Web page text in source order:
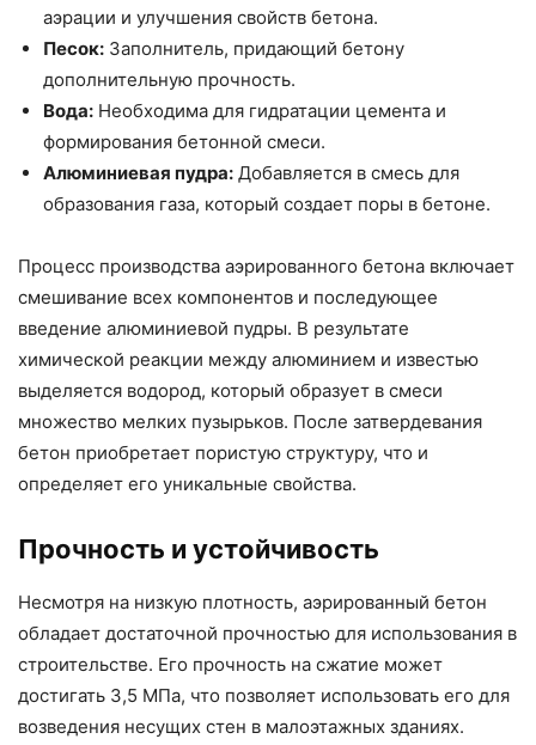
аэрации и улучшения свойств бетона.
Песок: Заполнитель, придающий бетону
дополнительную прочность.
Вода: Необходима для гидратации цемента и
формирования бетонной смеси.
Алюминиевая пудра: Добавляется в смесь для
образования газа, который создает поры в бетоне.
Процесс производства аэрированного бетона включает
смешивание всех компонентов и последующее
введение алюминиевой пудры. В результате
химической реакции между алюминием и известью
выделяется водород, который образует в смеси
множество мелких пузырьков. После затвердевания
бетон приобретает пористую структуру, что и
определяет его уникальные свойства.
Прочность и устойчивость
Несмотря на низкую плотность, аэрированный бетон
обладает достаточной прочностью для использования в
строительстве. Его прочность на сжатие может
достигать 3,5 МПа, что позволяет использовать его для
возведения несущих стен в малоэтажных зданиях.